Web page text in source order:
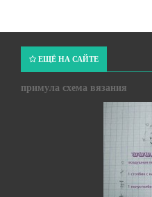
ЕЩЁ НА САЙТЕ
примула схема вязания